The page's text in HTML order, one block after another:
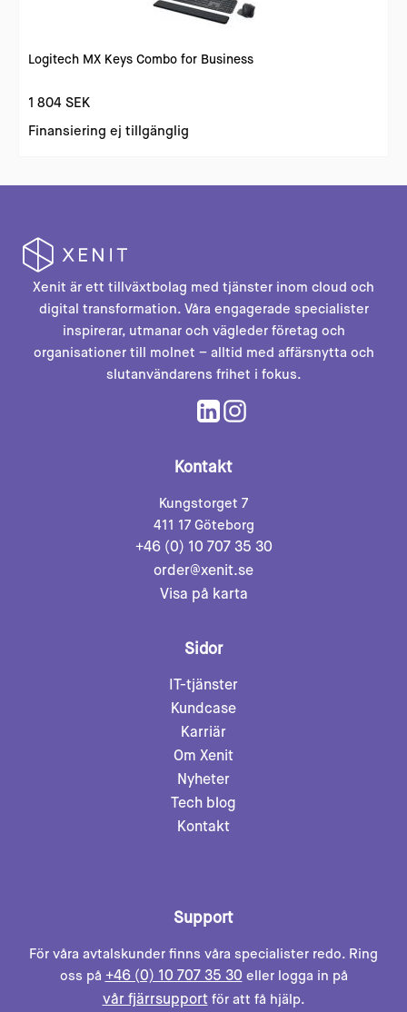
Logitech MX Keys Combo for Business
1 804 SEK
Finansiering ej tillgänglig
Xenit är ett tillväxtbolag med tjänster inom cloud och
digital transformation. Våra engagerade specialister
inspirerar, utmanar och vägleder företag och
organisationer till molnet – alltid med affärsnytta och
slutanvändarens frihet i fokus.
Kontakt
Kungstorget 7
411 17 Göteborg
+46 (0) 10 707 35 30
order@xenit.se
Visa på karta
Sidor
IT-tjänster
Kundcase
Karriär
Om Xenit
Nyheter
Tech blog
Kontakt
Support
För våra avtalskunder finns våra specialister redo. Ring
oss på +46 (0) 10 707 35 30 eller logga in på
vår fjärrsupportför att få hjälp.